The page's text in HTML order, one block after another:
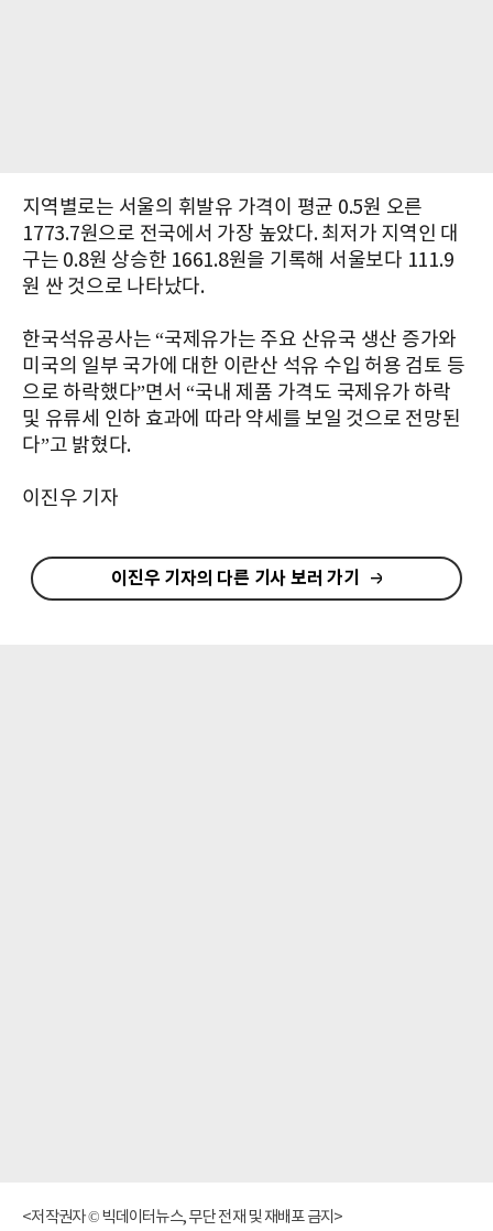
지역별로는 서울의 휘발유 가격이 평균 0.5원 오른
1773.7원으로 전국에서 가장 높았다. 최저가 지역인 대
구는 0.8원 상승한 1661.8원을 기록해 서울보다 111.9
원 싼 것으로 나타났다.
한국석유공사는 “국제유가는 주요 산유국 생산 증가와
미국의 일부 국가에 대한 이란산 석유 수입 허용 검토 등
으로 하락했다”면서 “국내 제품 가격도 국제유가 하락
및 유류세 인하 효과에 따라 약세를 보일 것으로 전망된
다”고 밝혔다.
이진우 기자
이진우 기자의 다른 기사 보러 가기
<저작권자 © 빅데이터뉴스, 무단 전재 및 재배포 금지>